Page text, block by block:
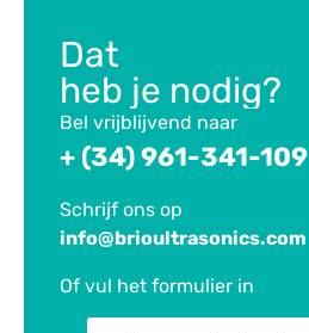
Dat
heb je nodig?
Bel vrijblijvend naar
+ (34) 961-341-109
Schrijf ons op
info@brioultrasonics.com
Of vul het formulier in